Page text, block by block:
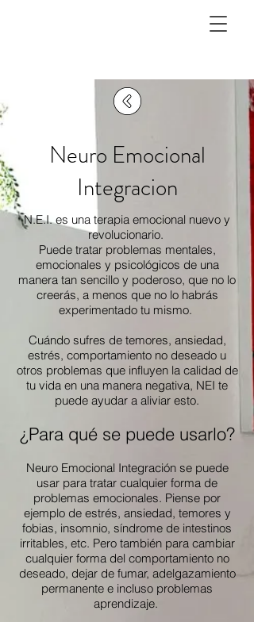
Neuro Emocional
Integracion
N.E.I. es una terapia emocional nuevo y
revolucionario.
Puede tratar problemas mentales,
emocionales y psicológicos de una
manera tan sencillo y poderoso, que no lo
creerás, a menos que no lo habrás
experimentado tu mismo.
Cuándo sufres de temores, ansiedad,
estrés, comportamiento no deseado u
otros problemas que influyen la calidad de
tu vida en una manera negativa, NEI te
puede ayudar a aliviar esto.​
¿Para qué se puede usarlo?
Neuro Emocional Integración se puede
usar para tratar cualquier forma de
problemas emocionales. Piense por
ejemplo de estrés, ansiedad, temores y
fobias, insomnio, síndrome de intestinos
irritables, etc. Pero también para cambiar
cualquier forma del comportamiento no
deseado, dejar de fumar, adelgazamiento
permanente e incluso problemas
aprendizaje.